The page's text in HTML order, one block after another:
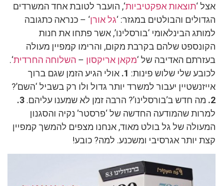
אצל ‘תוצאות אפקטיביות‘, הועבר לטובת אחד המשרדים
הגדולים והבולטים במגזר: ‘גל אורן‘ – כנראה כתגובה
למותג הבינלאומי ‘בורסלינו’, אשר פתחו את חנות
הקונספט שלהם בקרבת מקום, והרימו קמפיין מעולה
בעזרתם האדיבה של ‘מקאן אריקסון – השלוחה החרדית‘.
לכובע שלי שלוש פינות:
אולי הגיע הזמן שגם ברוך
אייזנשטיין יעבור למשרד יותר גדול ולו רק בשביל ‘השם’?
2. מה חדש ב’בורסלינו’? הרבה זמן לא שמענו עליהם. 3.
למרות שהמודעה החדשה של ‘פרסטר’ נקיה והסגנון
המעולה של גל בולט מאוד, אנחנו מצפים להמשך קמפיין
קצת יותר אגרסיבי ומשכנע. למה? כובע!